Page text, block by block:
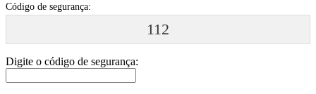
Código de segurança:
112
Digite o código de segurança: